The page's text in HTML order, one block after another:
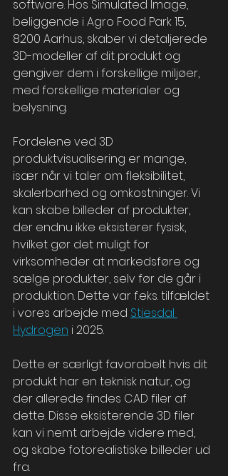
software. Hos Simulated Image,
beliggende i Agro Food Park 15,
8200 Aarhus, skaber vi detaljerede
3D-modeller af dit produkt og
gengiver dem i forskellige miljøer,
med forskellige materialer og
belysning.
Fordelene ved 3D
produktvisualisering er mange,
især når vi taler om fleksibilitet,
skalerbarhed og omkostninger. Vi
kan skabe billeder af produkter,
der endnu ikke eksisterer fysisk,
hvilket gør det muligt for
virksomheder at markedsføre og
sælge produkter, selv før de går i
produktion. Dette var f.eks. tilfældet
i vores arbejde med Stiesdal
Hydrogen i 2025.
Dette er særligt favorabelt hvis dit
produkt har en teknisk natur, og
der allerede findes CAD filer af
dette. Disse eksisterende 3D filer
kan vi nemt arbejde videre med,
og skabe fotorealistiske billeder ud
fra.